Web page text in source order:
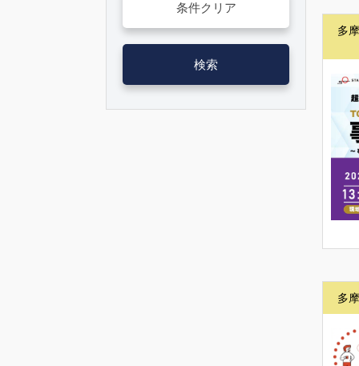
条件クリア
検索
多摩
多摩